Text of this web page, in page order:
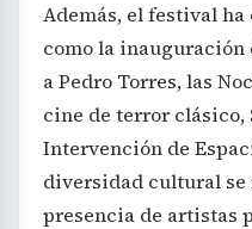
Además, el festival
como la inauguración
a Pedro Torres, las
cine de terror clásico,
Intervención de
diversidad cultural
presencia de artistas